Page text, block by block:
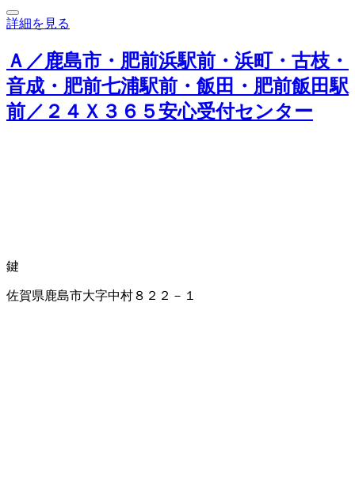
詳細を見る
Ａ／鹿島市・肥前浜駅前・浜町・古枝・
音成・肥前七浦駅前・飯田・肥前飯田駅
前／２４Ｘ３６５安心受付センター
鍵
佐賀県鹿島市大字中村８２２－１